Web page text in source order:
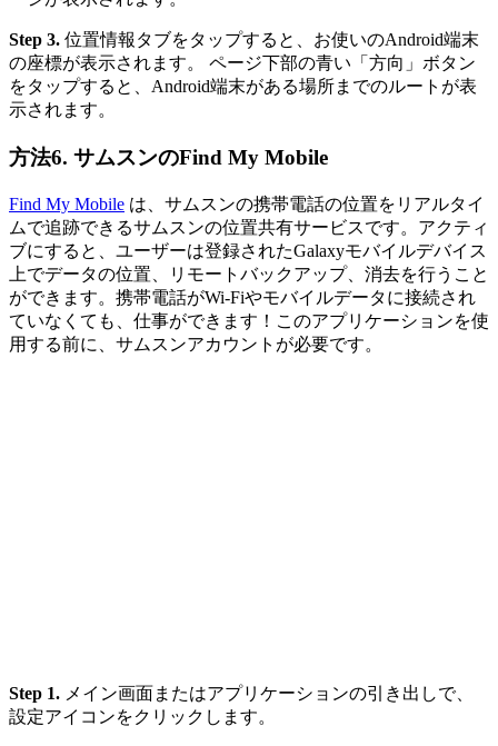
Step 3. 位置情報タブをタップすると、お使いのAndroid端末
の座標が表示されます。 ページ下部の青い「方向」ボタン
をタップすると、Android端末がある場所までのルートが表
示されます。
方法6. サムスンのFind My Mobile
Find My Mobile は、サムスンの携帯電話の位置をリアルタイ
ムで追跡できるサムスンの位置共有サービスです。アクティ
ブにすると、ユーザーは登録されたGalaxyモバイルデバイス
上でデータの位置、リモートバックアップ、消去を行うこと
ができます。携帯電話がWi-Fiやモバイルデータに接続され
ていなくても、仕事ができます！このアプリケーションを使
用する前に、サムスンアカウントが必要です。
Step 1. メイン画面またはアプリケーションの引き出しで、
設定アイコンをクリックします。